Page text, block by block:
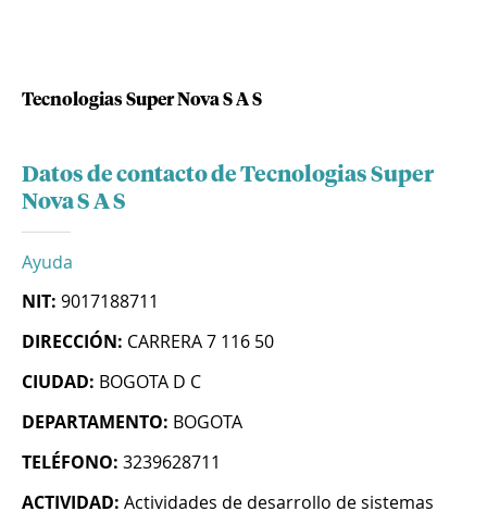
Tecnologias Super Nova S A S
Datos de contacto de Tecnologias Super
Nova S A S
Ayuda
NIT: 9017188711
DIRECCIÓN: CARRERA 7 116 50
CIUDAD: BOGOTA D C
DEPARTAMENTO: BOGOTA
TELÉFONO: 3239628711
ACTIVIDAD: Actividades de desarrollo de sistemas